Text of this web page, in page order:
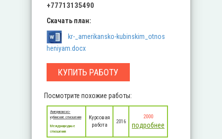
+77713135490
Скачать план:
kr-_amerikansko-kubinskim_otnos
heniyam.docx
КУПИТЬ РАБОТУ
Посмотрите похожие работы:
Американско-
кубинские отношения
Международные
отношения
Курсовая
работа
2016
2000
подробнее